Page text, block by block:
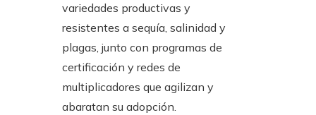
variedades productivas y
resistentes a sequía, salinidad y
plagas, junto con programas de
certificación y redes de
multiplicadores que agilizan y
abaratan su adopción.